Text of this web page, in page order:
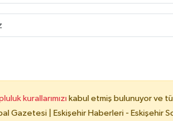
kurallarımızı kabul etmiş bulunuyor ve
Gazetesi | Eskişehir Haberleri - Eskişehir